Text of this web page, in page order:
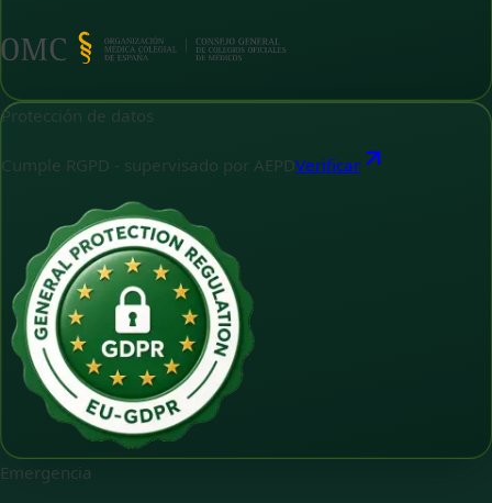
Protección de datos
Cumple RGPD - supervisado por AEPDVerificar
Emergencia